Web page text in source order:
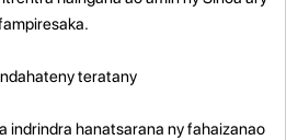
teratany
indrindra hanatsarana ny fahaizanao